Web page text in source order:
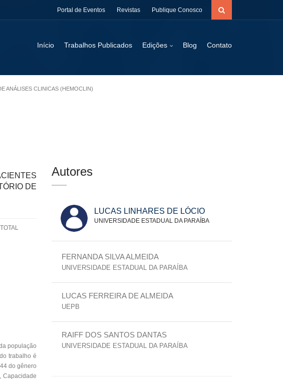
Portal de Eventos Revistas Publique Conosco
Início Trabalhos Publicados Edições Blog Contato
ANÁLISES CLINICAS (HEMOCLIN)
DE
população
trabalho é
do gênero
Capacidade
Autores
LUCAS LINHARES DE LÓCIO
UNIVERSIDADE ESTADUAL DA PARAÍBA
FERNANDA SILVA ALMEIDA
UNIVERSIDADE ESTADUAL DA PARAÍBA
LUCAS FERREIRA DE ALMEIDA
UEPB
RAIFF DOS SANTOS DANTAS
UNIVERSIDADE ESTADUAL DA PARAÍBA